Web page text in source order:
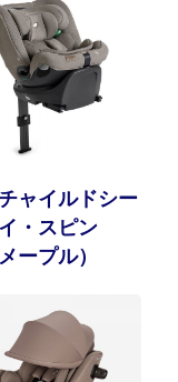
ャイルドシー
・スピン
ープル）